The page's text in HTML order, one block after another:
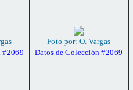
#2069
Foto por: O. Vargas
Datos de Colección #2069